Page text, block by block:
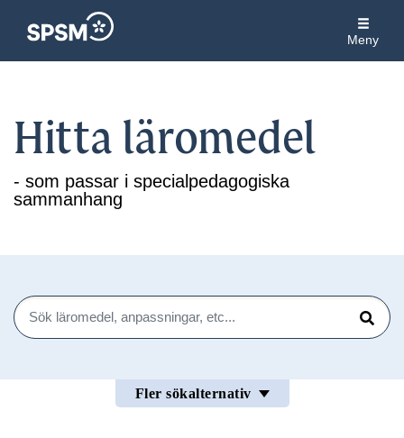
Meny
Hitta läromedel
- som passar i specialpedagogiska
sammanhang
Sök
Sök
Fler sökalternativ